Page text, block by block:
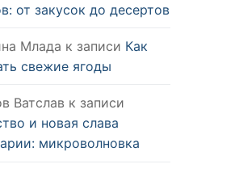
от закусок до десертов
Млада к записи Как
свежие ягоды
Ватслав к записи
и новая слава
микроволновка